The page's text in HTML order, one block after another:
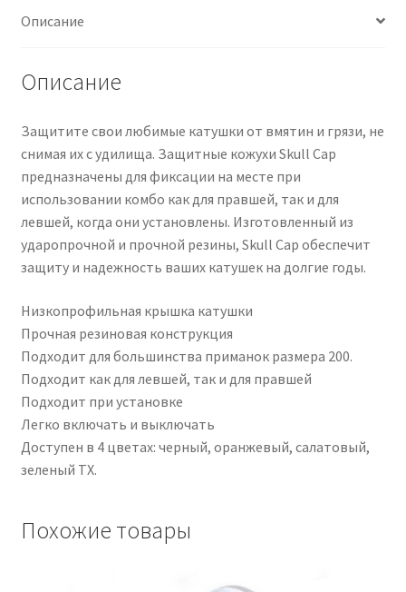
TX
Описание
Описание
Защитите свои любимые катушки от вмятин и грязи, не
снимая их с удилища. Защитные кожухи Skull Cap
предназначены для фиксации на месте при
использовании комбо как для правшей, так и для
левшей, когда они установлены. Изготовленный из
ударопрочной и прочной резины, Skull Cap обеспечит
защиту и надежность ваших катушек на долгие годы.
Низкопрофильная крышка катушки
Прочная резиновая конструкция
Подходит для большинства приманок размера 200.
Подходит как для левшей, так и для правшей
Подходит при установке
Легко включать и выключать
Доступен в 4 цветах: черный, оранжевый, салатовый,
зеленый TX.
Похожие товары